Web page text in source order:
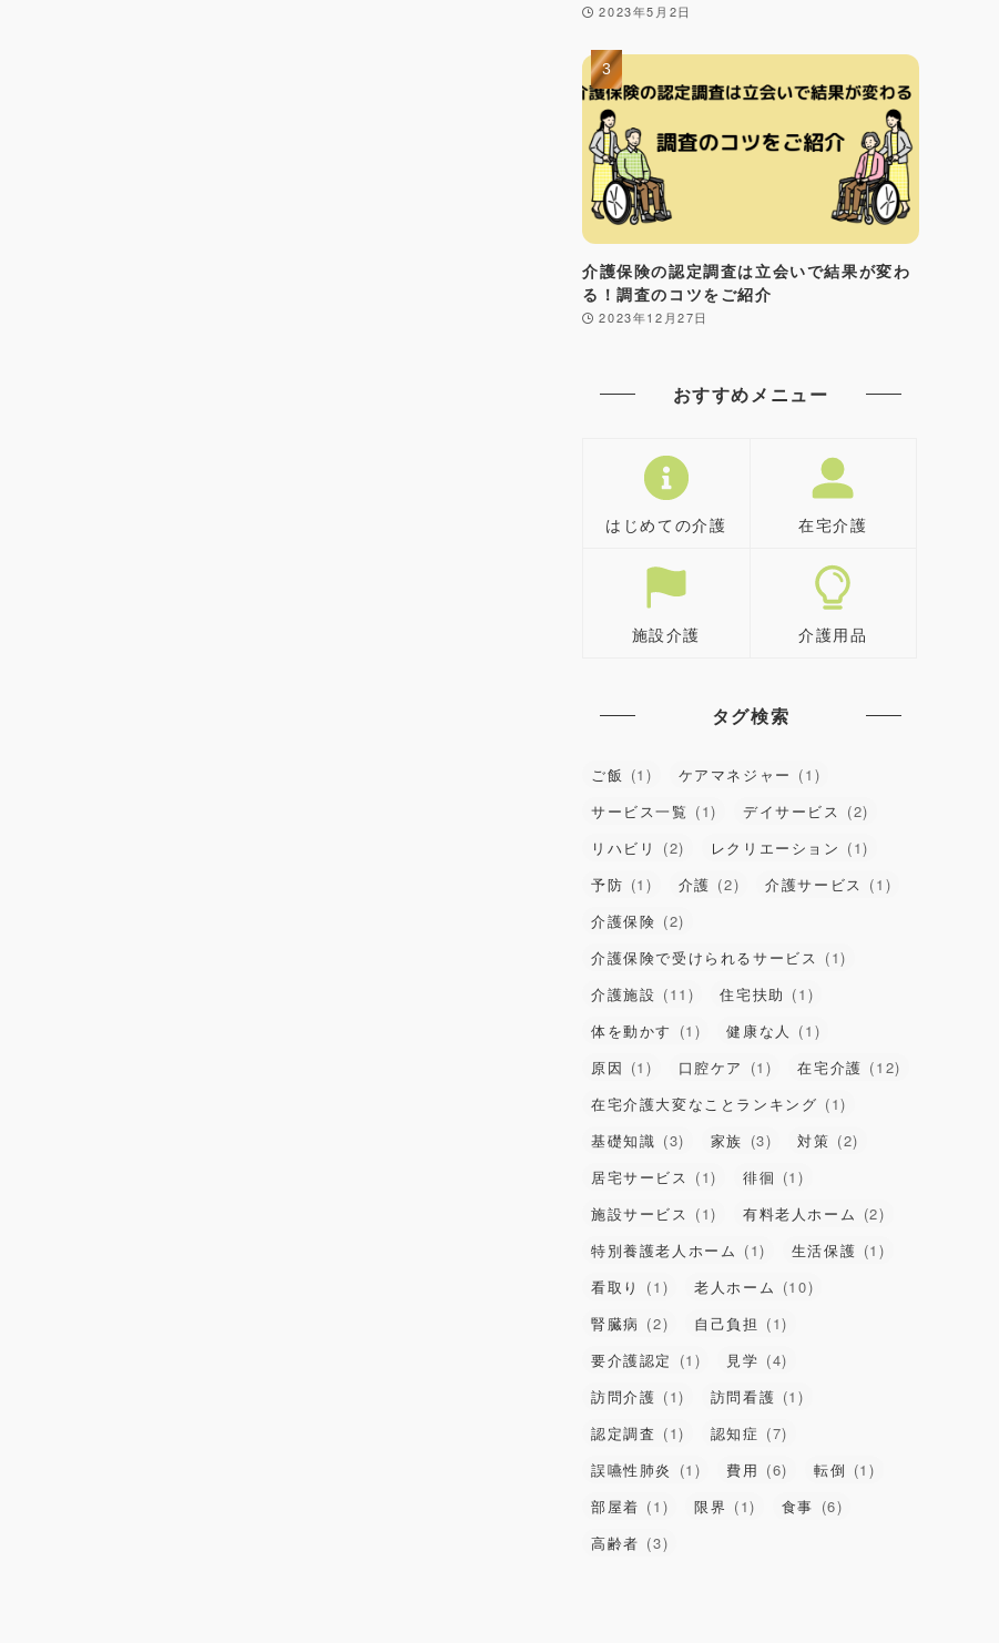
2023年5月2日
介護保険の認定調査は立会いで結果が変わ
る！調査のコツをご紹介
2023年12月27日
おすすめメニュー
はじめての介護 在宅介護
施設介護 介護用品
タグ検索
ご飯 (1) ケアマネジャー (1)
サービス一覧 (1) デイサービス (2)
リハビリ
(2) レクリエーション (1)
予防 (1) 介護 (2) 介護サービス (1)
介護保険 (2)
介護保険で受けられるサービス (1)
介護施設 (11) 住宅扶助 (1)
体を動かす (1) 健康な人
(1)
原因 (1) 口腔ケア (1) 在宅介護 (12)
在宅介護大変なことランキング (1)
基礎知識 (3) 家族 (3) 対策 (2)
居宅サービス (1) 徘徊 (1)
施設サービス (1) 有料老人ホーム (2)
特別養護老人ホーム (1) 生活保護 (1)
看取り
(1) 老人ホーム (10)
腎臓病 (2) 自己負担 (1)
要介護認定 (1) 見学 (4)
訪問介護 (1) 訪問看護 (1)
認定調査 (1) 認知症 (7)
誤嚥性肺炎 (1) 費用 (6) 転倒 (1)
部屋着 (1) 限界 (1) 食事 (6)
高齢者 (3)